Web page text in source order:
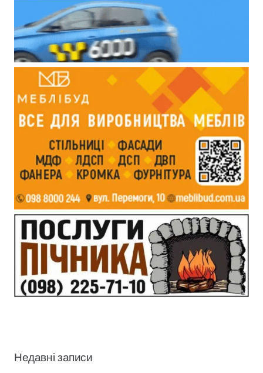
Недавні записи